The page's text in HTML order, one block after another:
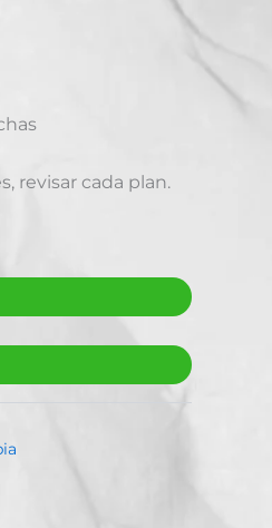
revisar cada plan.